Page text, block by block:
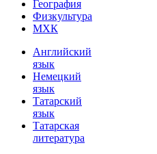
География
Физкультура
МХК
Английский
язык
Немецкий
язык
Татарский
язык
Татарская
литература